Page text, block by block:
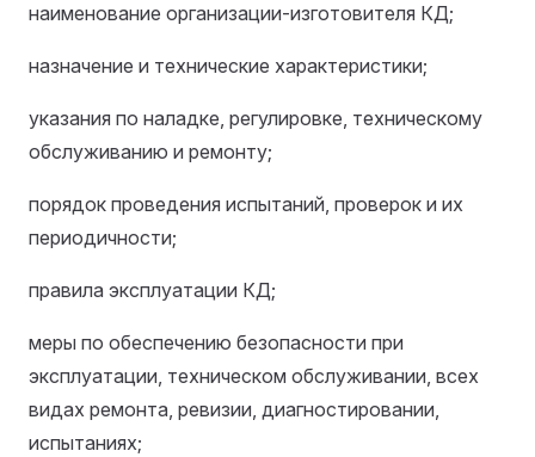
наименование организации-изготовителя КД;
назначение и технические характеристики;
указания по наладке, регулировке, техническому
обслуживанию и ремонту;
порядок проведения испытаний, проверок и их
периодичности;
правила эксплуатации КД;
меры по обеспечению безопасности при
эксплуатации, техническом обслуживании, всех
видах ремонта, ревизии, диагностировании,
испытаниях;